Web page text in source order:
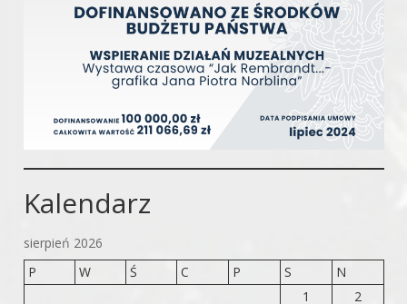
Kalendarz
sierpień 2026
P
W Ś C P S
N
1
2